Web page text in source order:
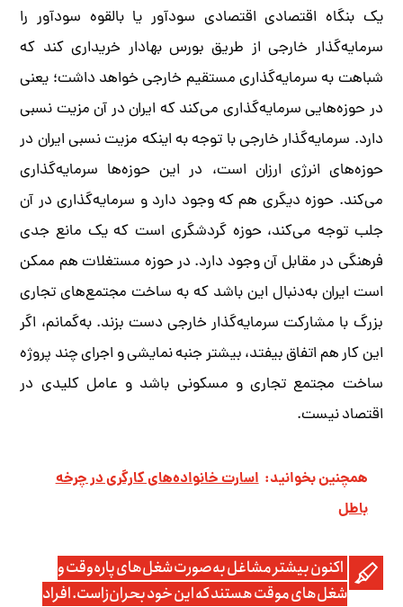
یک بنگاه اقتصادی اقتصادی سودآور یا بالقوه سودآور را
سرمایه‌گذار خارجی از طریق بورس بهادار خریداری کند که
شباهت به سرمایه‌گذاری مستقیم خارجی خواهد داشت؛ یعنی
در حوزه‌هایی سرمایه‌گذاری می‌کند که ایران در آن مزیت نسبی
دارد. سرمایه‌گذار خارجی با توجه به اینکه مزیت نسبی ایران در
حوزه‌های انرژی ارزان است، در این حوزه‌ها سرمایه‌گذاری
می‌کند. حوزه دیگری هم که وجود دارد و سرمایه‌گذاری در آن
جلب توجه می‌کند، حوزه گردشگری است که یک مانع جدی
فرهنگی در مقابل آن وجود دارد. در حوزه مستغلات هم ممکن
است ایران به‌دنبال این باشد که به ساخت مجتمع‌های تجاری
بزرگ با مشارکت سرمایه‌گذار خارجی دست بزند. به‌گمانم، اگر
این کار هم اتفاق بیفتد، بیشتر جنبه نمایشی و اجرای چند پروژه
ساخت مجتمع تجاری و مسکونی باشد و عامل کلیدی در
اقتصاد نیست.
همچنین بخوانید: اسارت خانواده‌های کارگری در چرخه
باطل
اکنون بیشتر مشاغل به‌صورت شغل‌های پاره‌وقت و
شغل‌های موقت هستند که این خود بحران‌زاست. افراد